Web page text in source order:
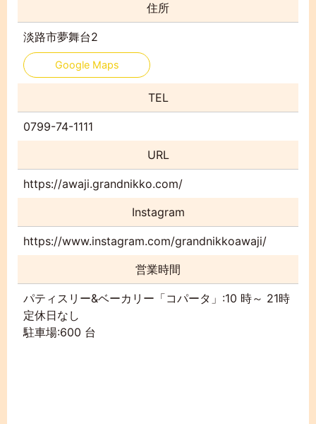
住所
淡路市夢舞台2
Google Maps
TEL
0799-74-1111
URL
https://awaji.grandnikko.com/
Instagram
https://www.instagram.com/grandnikkoawaji/
営業時間
パティスリー&ベーカリー「コパータ」:10 時～ 21時
定休日なし
駐車場:600 台